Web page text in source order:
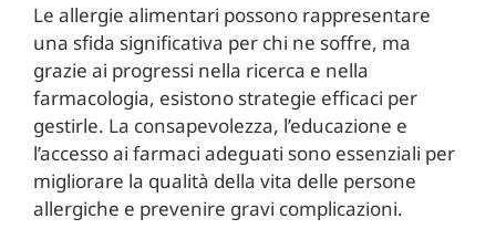
Le allergie alimentari possono rappresentare
una sfida significativa per chi ne soffre, ma
grazie ai progressi nella ricerca e nella
farmacologia, esistono strategie efficaci per
gestirle. La consapevolezza, l’educazione e
l’accesso ai farmaci adeguati sono essenziali per
migliorare la qualità della vita delle persone
allergiche e prevenire gravi complicazioni.